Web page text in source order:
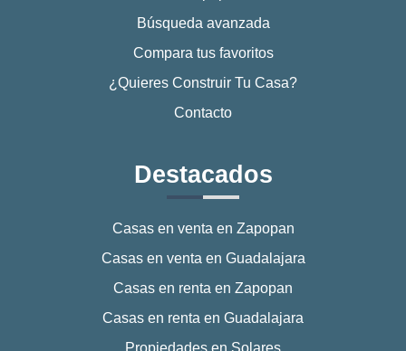
Búsqueda avanzada
Compara tus favoritos
¿Quieres Construir Tu Casa?
Contacto
Destacados
Casas en venta en Zapopan
Casas en venta en Guadalajara
Casas en renta en Zapopan
Casas en renta en Guadalajara
Propiedades en Solares